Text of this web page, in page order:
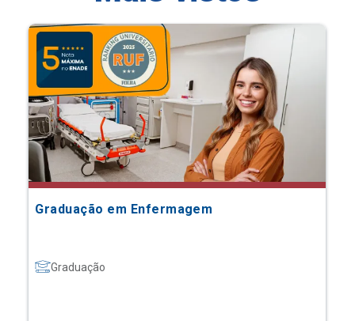
Graduação em Enfermagem
Graduação